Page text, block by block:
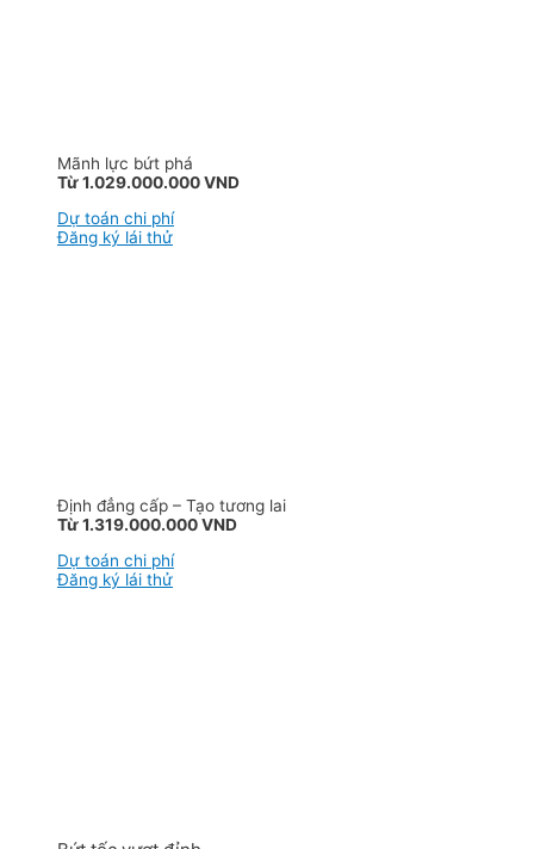
Mãnh lực bứt phá
Từ 1.029.000.000 VND
Dự toán chi phí
Đăng ký lái thử
Định đẳng cấp – Tạo tương lai
Từ 1.319.000.000 VND
Dự toán chi phí
Đăng ký lái thử